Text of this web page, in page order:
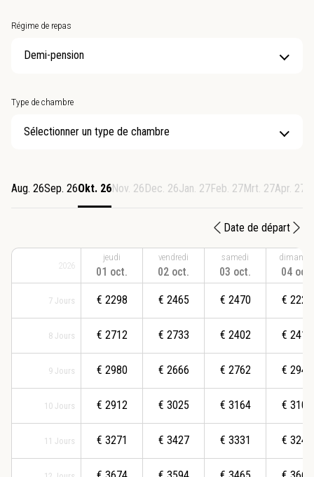
Régime de repas
Type de chambre
Sélectionner un type de chambre
Aug. 26Sep. 26Okt. 26Nov. 26 Dec. 26Jan. 27Feb. 27Mrt. 27Apr. 27
Date de départ
2026
7 Jours
8 Jours
9 Jours
10 Jours
11 Jours
jeudi
01 oct.
€ 2298
€ 2712
€ 2980
€ 2912
€ 3271
vendredi
02 oct.
€ 2465
€ 2733
€ 2666
€ 3025
€ 3427
samedi
03 oct.
€ 2470
€ 2402
€ 2762
€ 3164
€ 3331
04 oct.
€ 2227
€ 2419
€ 2942
€ 3108
€ 3243